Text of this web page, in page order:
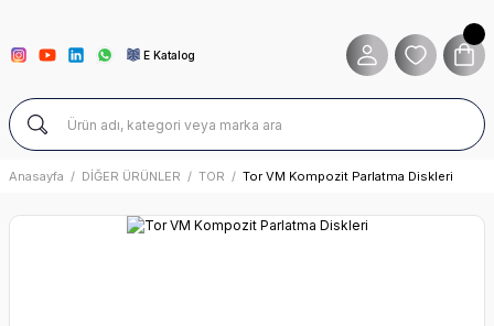
E Katalog
Anasayfa DİĞER ÜRÜNLER TOR Tor VM Kompozit Parlatma Diskleri